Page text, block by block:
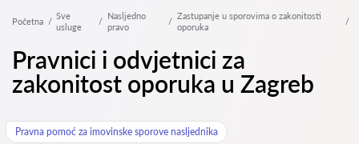
Početna
Sve
usluge
Nasljedno
pravo
Zastupanje u sporovima o zakonitosti
oporuka
Pravnici i odvjetnici za
zakonitost oporuka u Zagreb
Pravna pomoć za imovinske sporove nasljednika